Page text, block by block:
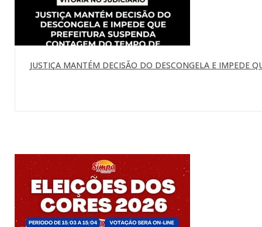
JUSTIÇA MANTÉM DECISÃO DO DESCONGELA E IMPEDE